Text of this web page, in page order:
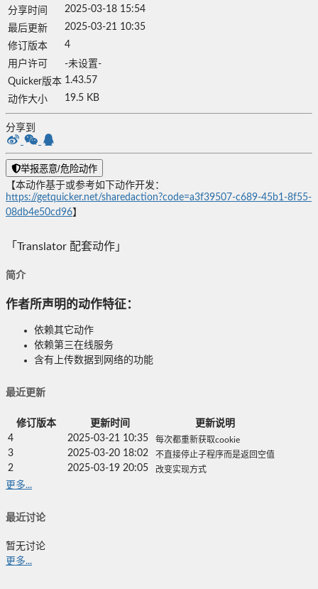
分享时间
2025-03-18 15:54
最后更新
2025-03-21 10:35
修订版本
4
用户许可
-未设置-
Quicker版本 1.43.57
动作大小
19.5 KB
分享到
举报恶意/危险动作
【本动作基于或参考如下动作开发：
https://getquicker.net/sharedaction?code=a3f39507-c689-45b1-8f55-
08db4e50cd96】
「Translator 配套动作」
简介
作者所声明的动作特征：
依赖其它动作
依赖第三在线服务
含有上传数据到网络的功能
最近更新
修订版本 更新时间
更新说明
4
2025-03-21 10:35 每次都重新获取cookie
3 2025-03-20 18:02 不直接停止子程序而是返回空值
2 2025-03-19 20:05 改变实现方式
更多...
最近讨论
暂无讨论
更多...